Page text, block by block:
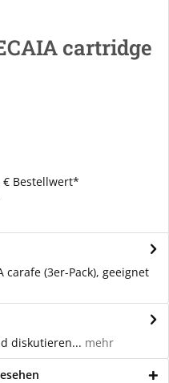
cartridge
€ Bestellwert*
carafe (3er-Pack), geeignet
diskutieren... mehr